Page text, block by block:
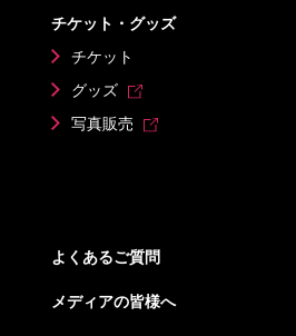
チケット・グッズ
チケット
グッズ
写真販売
よくあるご質問
メディアの皆様へ